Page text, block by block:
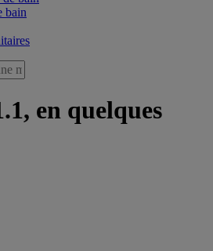
bain
en quelques